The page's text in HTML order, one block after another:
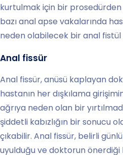
kurtulmak için bir
bazı anal apse vakalarında
neden olabilecek bir anal fistül
Anal fissür
Anal fissür, anüsü kaplayan
hastanın her dışkılama
ağrıya neden olan bir
şiddetli kabızlığın bir sonucu
çıkabilir. Anal fissür, belirli
uyulduğu ve doktorun önerdiği